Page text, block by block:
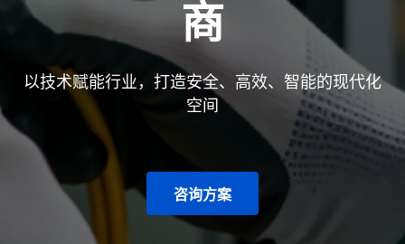
商
以技术赋能行业，打造安全、高效、智能的现代化
空间
咨询方案